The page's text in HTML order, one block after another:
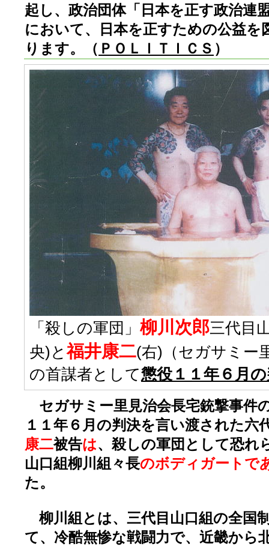
起し、政治団体「日本を正す政治連
において、日本を正すための公益を
ります。（ ＰＯＬＩＴＩＣＳ ）
「殺しの軍団」 柳川次郎三代目
央)と福井康二(右)（セガサミー
の首謀者として懲役１１年６月
セガサミー里見治会長宅銃撃事件
１１年６月の判決を言い渡された六
康二被告は、殺しの軍団として恐れ
山口組柳川組々長のボディガートで
た。
柳川組とは、三代目山口組の全国
て、冷酷無惨な戦闘力で、近畿から